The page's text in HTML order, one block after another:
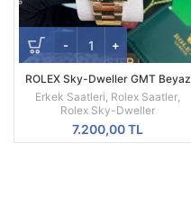
ROLEX Sky-Dweller GMT Beyaz
Kadran Sarı Kasa Erkek Saati
Erkek Saatleri, Rolex Saatler,
Rolex Sky-Dweller
7.200,00TL